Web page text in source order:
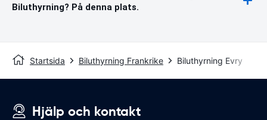
Biluthyrning? På denna plats.
Startsida Biluthyrning Frankrike Biluthyrning Evry
Hjälp och kontakt